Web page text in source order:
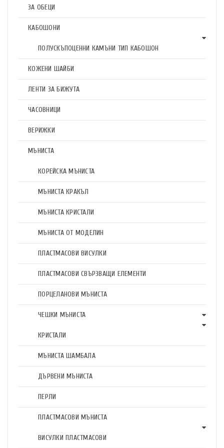
ЗА ОБЕЦИ
КАБОШОНИ
ПОЛУСКЪПОЦЕННИ КАМЪНИ ТИП КАБОШОН
КОЖЕНИ ШАЙБИ
ЛЕНТИ ЗА БИЖУТА
ЧАСОВНИЦИ
ВЕРИЖКИ
МЪНИСТА
КОРЕЙСКА МЪНИСТА
МЪНИСТА КРАКЪЛ
МЪНИСТА КРИСТАЛИ
МЪНИСТА ОТ МОДЕЛИН
ПЛАСТМАСОВИ ВИСУЛКИ
ПЛАСТМАСОВИ СВЪРЗВАЩИ ЕЛЕМЕНТИ
ПОРЦЕЛАНОВИ МЪНИСТА
ЧЕШКИ МЪНИСТА
КРИСТАЛИ
МЪНИСТА ШАМБАЛА
ДЪРВЕНИ МЪНИСТА
ПЕРЛИ
ПЛАСТМАСОВИ МЪНИСТА
ВИСУЛКИ ПЛАСТМАСОВИ